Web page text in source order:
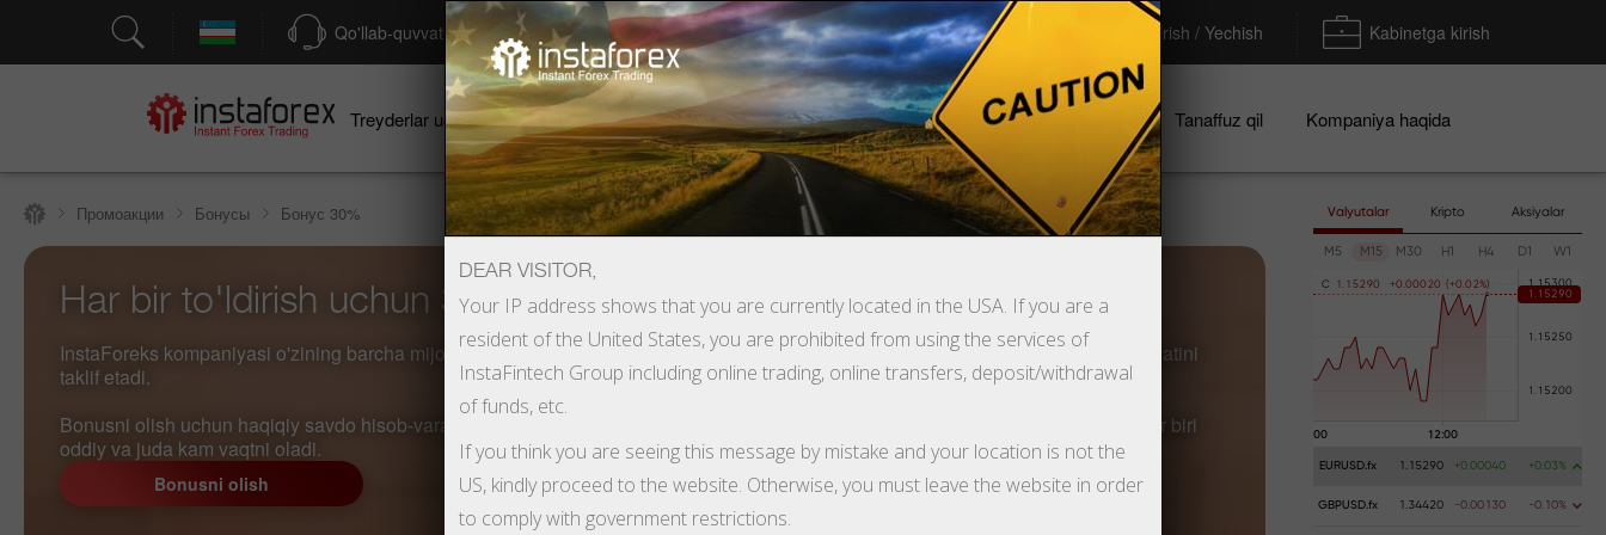
Qo'llab-quvvatlash Hisob-varag'ini tez ochish Savdo platformasi To'ldirish / Yechish Kabinetga kirish
Treyderlar uchun
Endi ish
boshlayotganlar
uchun
Investorlar uchun Hamkorlar uchun Promoaksiyalar Tanaffuz qil Kompaniya haqida
Промоакции Бонусы Бонус 30%
Har bir to'ldirish uchun 30% bonus
InstaForeks kompaniyasi o'zining barcha mijozlariga o'z savdo hisob-varag'iga 30% miqdorida qutlov bonusini olish noyob imkoniyatini
taklif etadi.
Bonusni olish uchun haqiqiy savdo hisob-varag'i* ni ro'yxatdan o'tkazish va talabnoma shaklini to'ldirish kerak. Bu jaraynlarning har biri
oddiy va juda kam vaqtni oladi.
Bonusni olish
Valyutalar Kripto Aksiyalar
M5 M15 M30 H1 H4 D1 W1
C 1 . 1 52 90 +0 .000 20 (+0 .0 2%
EURUSD.fx 1.15290 +0.00040 +0.03%
GBPUSD.fx 1.34420 -0.00130 -0.10%
DEAR VISITOR,
Your IP address shows that you are currently located in the USA. If you are a
resident of the United States, you are prohibited from using the services of
InstaFintech Group including online trading, online transfers, deposit/withdrawal
of funds, etc.
If you think you are seeing this message by mistake and your location is not the
US, kindly proceed to the website. Otherwise, you must leave the website in order
to comply with government restrictions.